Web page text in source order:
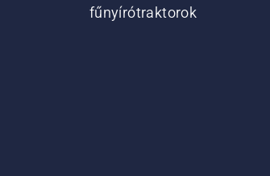
fűnyírótraktorok